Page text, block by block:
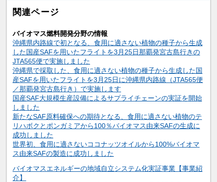
関連ページ
バイオマス燃料開発分野の情報
沖縄県内路線で初となる、食用に適さない植物の種子から生成
した国産SAFを用いたフライトを3月25日那覇発宮古島行きの
JTA565便で実施しました
沖縄県で採取した、食用に適さない植物の種子から生成した国
産SAFを用いたフライトを3月25日に沖縄県内路線（JTA565便
／那覇発宮古島行き）で実施します
国産SAF大規模生産設備によるサプライチェーンの実証を開始
しました
新たなSAF原料確保への期待となる、食用に適さない植物のテ
リハボクとポンガミアから100％バイオマス由来SAFの生成に
成功しました
世界初、食用に適さないココナッツオイルから100%バイオマ
ス由来SAFの製造に成功しました
関連情報
バイオマスエネルギーの地域自立システム化実証事業【事業紹
介】